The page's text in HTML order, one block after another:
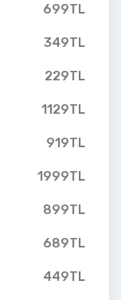
699TL
349TL
229TL
1129TL
919TL
1999TL
899TL
689TL
449TL